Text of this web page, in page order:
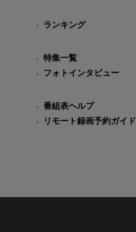
ランキング
特集一覧
フォトインタビュー
番組表ヘルプ
リモート録画予約ガイド